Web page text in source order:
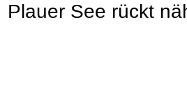
Plauer See rückt